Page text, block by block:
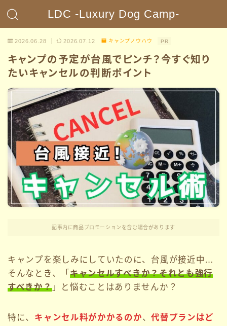
LDC -Luxury Dog Camp-
2026.06.28 2026.07.12 キャンプノウハウ PR
キャンプの予定が台風でピンチ？今すぐ知り
たいキャンセルの判断ポイント
記事内に商品プロモーションを含む場合があります
キャンプを楽しみにしていたのに、台風が接近中…
そんなとき、「 キャンセルすべきか？それとも強行
すべきか？」と悩むことはありませんか？
特に、 キャンセル料がかかるのか、代替プランはど